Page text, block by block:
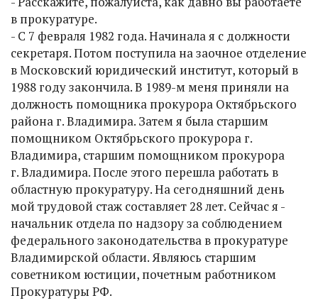
в прокуратуре.
- С 7 февраля 1982 года. Начинала я с должности
секретаря. Потом поступила на заочное отделение
в Московский юридический институт, который в
1988 году закончила. В 1989-м меня приняли на
должность помощника прокурора Октябрьского
района г. Владимира. Затем я была старшим
помощником Октябрьского прокурора г.
Владимира, старшим помощником прокурора
г. Владимира. После этого перешла работать в
областную прокуратуру. На сегодняшний день
мой трудовой стаж составляет 28 лет. Сейчас я -
начальник отдела по надзору за соблюдением
федерального законодательства в прокуратуре
Владимирской области. Являюсь старшим
советником юстиции, почетным работником
Прокуратуры РФ.